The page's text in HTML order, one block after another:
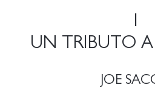
UN TRIBUTO
JOE